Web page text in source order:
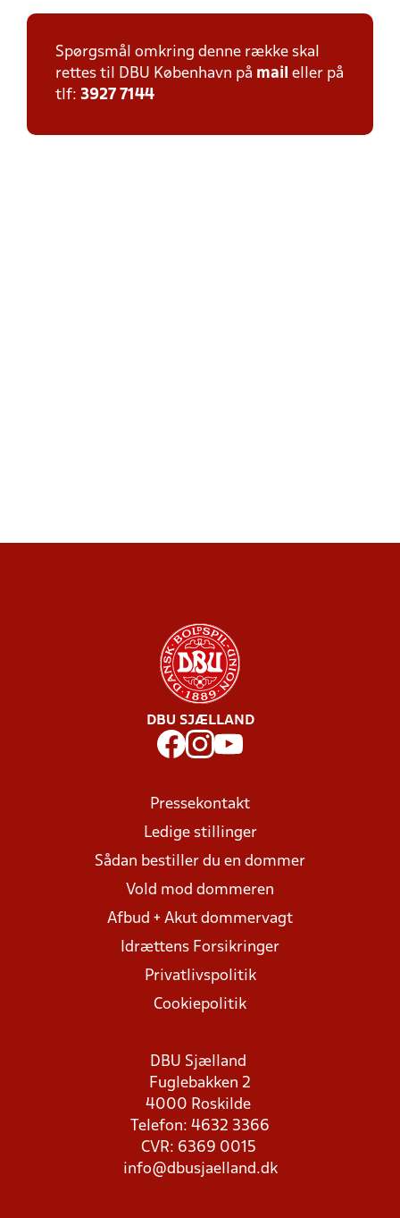
Spørgsmål omkring denne række skal
rettes til DBU København på mail eller på
tlf: 3927 7144
DBU SJÆLLAND
Pressekontakt
Ledige stillinger
Sådan bestiller du en dommer
Vold mod dommeren
Afbud + Akut dommervagt
Idrættens Forsikringer
Privatlivspolitik
Cookiepolitik
DBU Sjælland
Fuglebakken 2
4000 Roskilde
Telefon: 4632 3366
CVR: 6369 0015
info@dbusjaelland.dk